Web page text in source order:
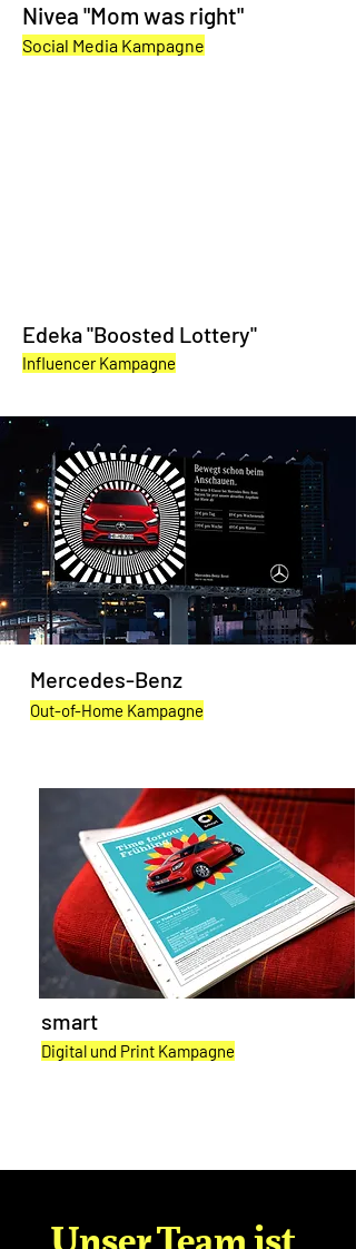
Nivea "Mom was right"
Social Media Kampagne
Edeka "Boosted Lottery"
Influencer Kampagne
Mercedes-Benz
Out-of-Home Kampagne
smart
Digital und Print Kampagne